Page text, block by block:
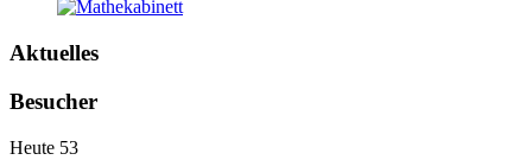
Aktuelles
Besucher
Heute 53